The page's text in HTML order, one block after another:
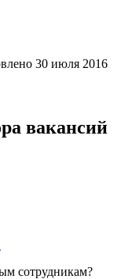
30 июля 2016
вакансий
сотрудникам?